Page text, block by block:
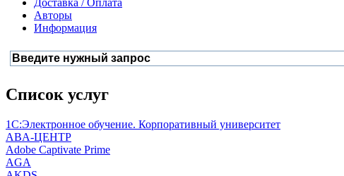
Доставка / Оплата
Авторы
Информация
Список услуг
1С:Электронное обучение. Корпоративный университет
ABA-ЦЕНТР
Adobe Captivate Prime
AGA